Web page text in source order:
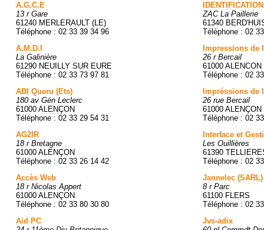
A.G.C.E
13 r Gare
61240 MERLERAULT (LE)
Téléphone : 02 33 39 34 96
A.M.D.I
La Galinière
61290 NEUILLY SUR EURE
Téléphone : 02 33 73 97 81
ABI Queru (Ets)
180 av Gén Leclerc
61000 ALENÇON
Téléphone : 02 33 29 54 31
AG2IR
18 r Bretagne
61000 ALENÇON
Téléphone : 02 33 26 14 42
Accès Web
18 r Nicolas Appert
61000 ALENÇON
Téléphone : 02 33 80 30 80
Aid PC
ZAC La Paillerie
61340
Téléphone : 02
Impressions de
26 r Bercail
61000 ALENCON
Téléphone : 02
Impréssions de
26 rue Bercail
61000 ALENÇON
Téléphone : 02
Interface et
Les Ouillières
61390
Téléphone : 02
Jannelec (SARL)
8 r Parc
61100 FLERS
Téléphone : 02
Jvs-adix